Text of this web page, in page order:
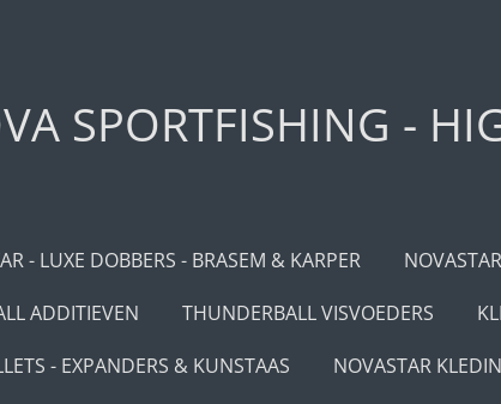
SPORTFISHING -
- LUXE DOBBERS - BRASEM & KARPER
ADDITIEVEN
THUNDERBALL VISVOEDERS
- EXPANDERS & KUNSTAAS
NOVASTAR